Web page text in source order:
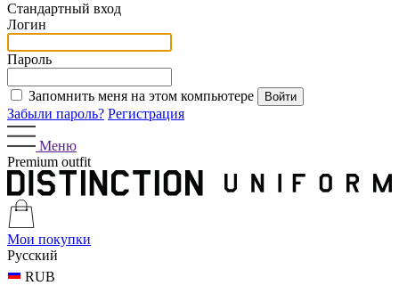
Стандартный вход
Логин
Пароль
Запомнить меня на этом компьютере
Забыли пароль? Регистрация
Меню
Premium outfit
Мои покупки
Русский
RUB